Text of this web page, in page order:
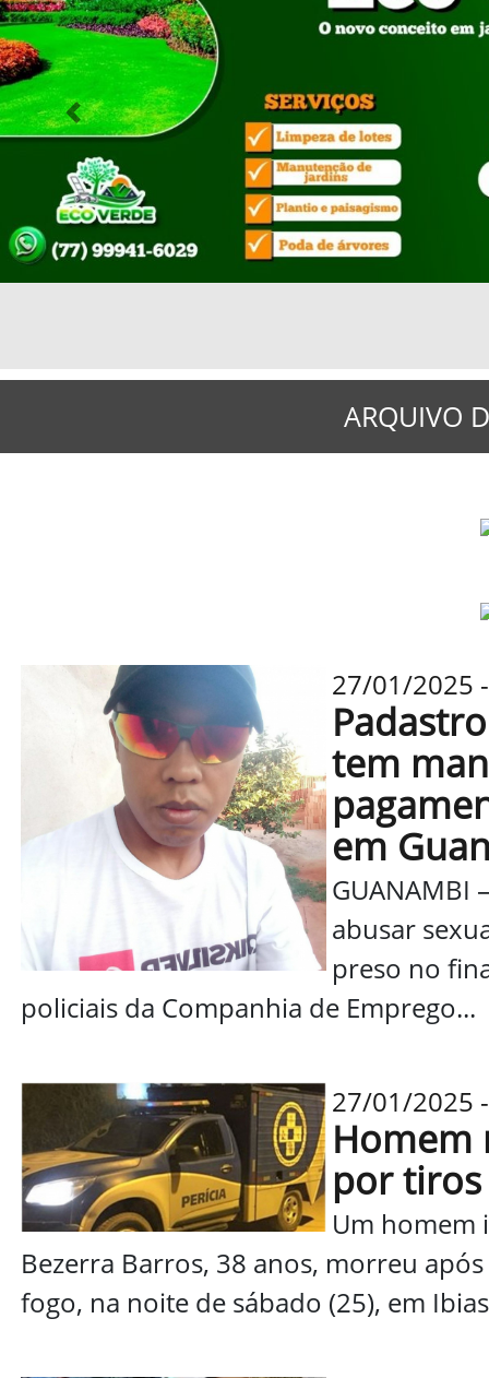
Previous
ARQUIVO
27/01/2025
tem
em
GUANAMBI
abusar
preso no
policiais da Companhia de Emprego...
27/01/2025
Homem
por tiros
Um homem
Bezerra Barros, 38 anos, morreu
fogo, na noite de sábado (25), em